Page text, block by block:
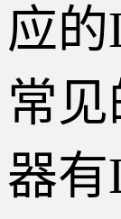
应的
常
器有